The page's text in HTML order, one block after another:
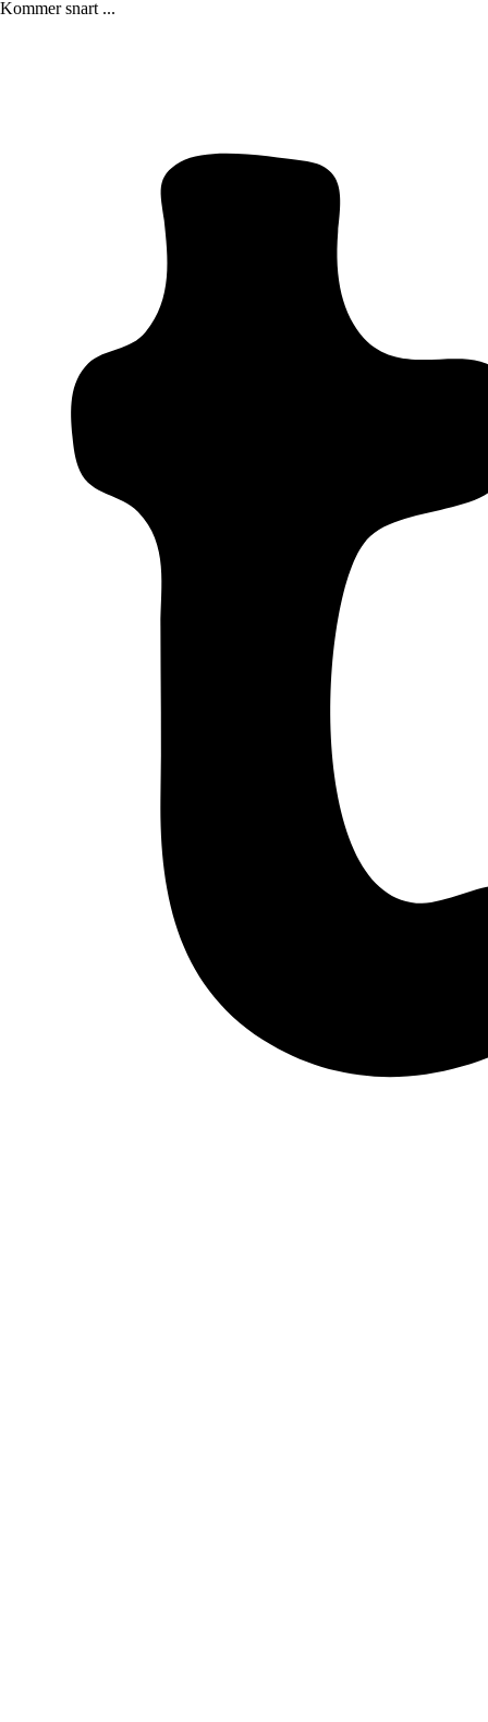
Kommer snart ...